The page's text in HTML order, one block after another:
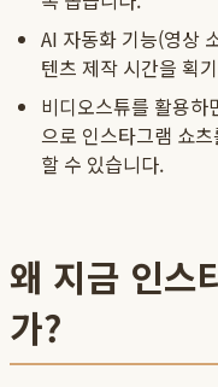
AI 자동화 기능(영상
텐츠 제작 시간을 획
비디오스튜를 활용하
으로 인스타그램 쇼
할 수 있습니다.
왜 지금 인스
가?